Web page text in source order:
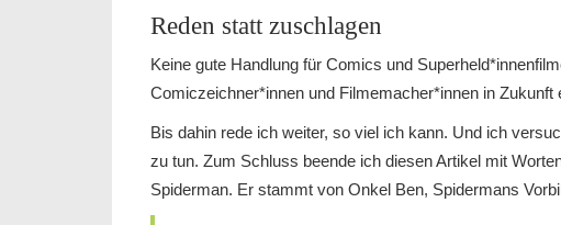
Reden statt zuschlagen
Keine gute Handlung für Comics und
Comiczeichner*innen und Filmemacher*innen in Zukunft
Bis dahin rede ich weiter, so viel ich kann. Und ich
zu tun. Zum Schluss beende ich diesen Artikel mit
Spiderman. Er stammt von Onkel Ben, Spidermans